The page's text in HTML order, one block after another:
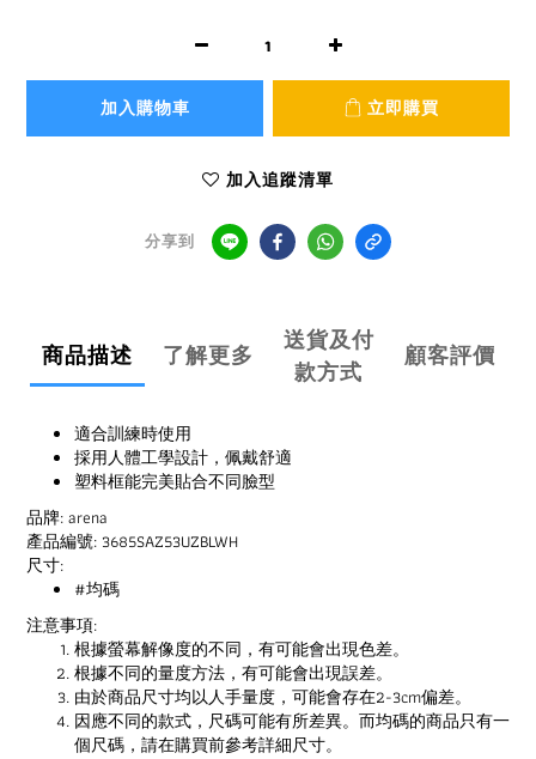
加入購物車 立即購買
加入追蹤清單
分享到
商品描述 了解更多
送貨及付
款方式
顧客評價
適合訓練時使用
採用人體工學設計，佩戴舒適
塑料框能完美貼合不同臉型
品牌: arena
產品編號: 3685SAZ53UZBLWH
尺寸:
#均碼
注意事項:
根據螢幕解像度的不同，有可能會出現色差。
根據不同的量度方法，有可能會出現誤差。
由於商品尺寸均以人手量度，可能會存在2-3cm偏差。
因應不同的款式，尺碼可能有所差異。而均碼的商品只有一
個尺碼，請在購買前參考詳細尺寸。